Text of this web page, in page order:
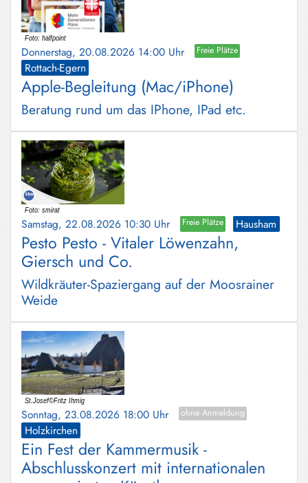
Donnerstag, 20.08.2026 14:00 Uhr Freie Plätze
Rottach-Egern
Apple-Begleitung (Mac/iPhone)
Beratung rund um das IPhone, IPad etc.
Samstag, 22.08.2026 10:30 Uhr Freie Plätze Hausham
Pesto Pesto - Vitaler Löwenzahn,
Giersch und Co.
Wildkräuter-Spaziergang auf der Moosrainer
Weide
Sonntag, 23.08.2026 18:00 Uhr ohne Anmeldung
Holzkirchen
Ein Fest der Kammermusik -
Abschlusskonzert mit internationalen